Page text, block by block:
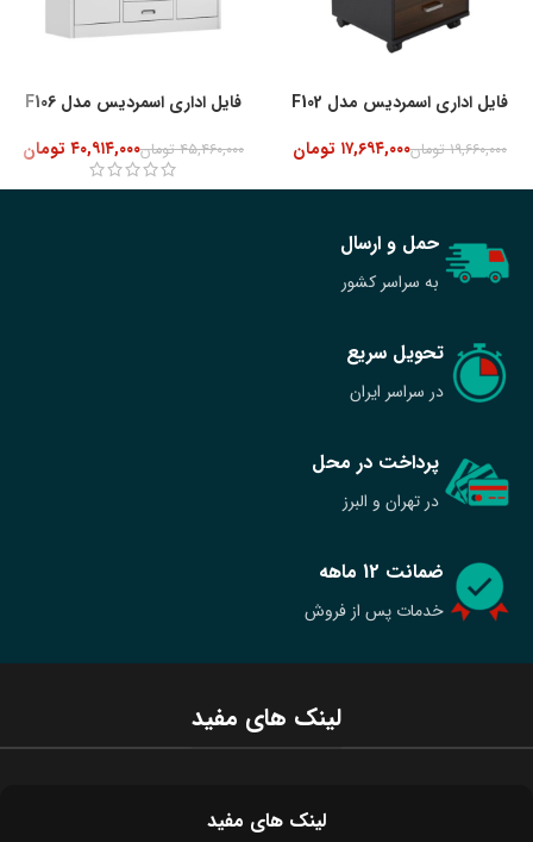
فایل اداری اسمردیس مدل F102
۱۹,۶۶۰,۰۰۰ تومان۱۷,۶۹۴,۰۰۰ تومان
فایل اداری اسمردیس مدل F106
۴۵,۴۶۰,۰۰۰ تومان۴۰,۹۱۴,۰۰۰ تومان
ضمانت 12 ماهه
خدمات پس از فروش
پرداخت در محل
در تهران و البرز
تحویل سریع
در سراسر ایران
حمل و ارسال
به سراسر کشور
لینک های مفید
لینک های مفید